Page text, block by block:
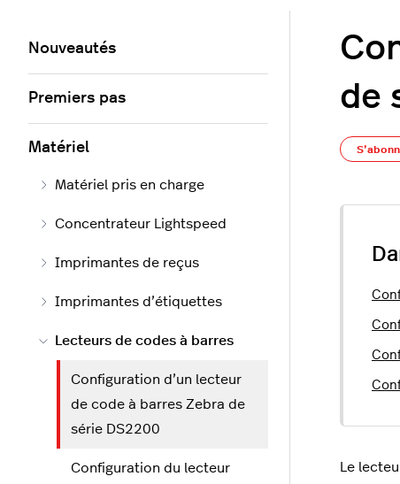
de
Le
Nouveautés
Premiers pas
Matériel
Matériel pris en charge
Concentrateur Lightspeed
Imprimantes de reçus
Imprimantes d’étiquettes
Lecteurs de codes à barres
Configuration d’un lecteur
de code à barres Zebra de
série DS2200
Configuration du lecteur